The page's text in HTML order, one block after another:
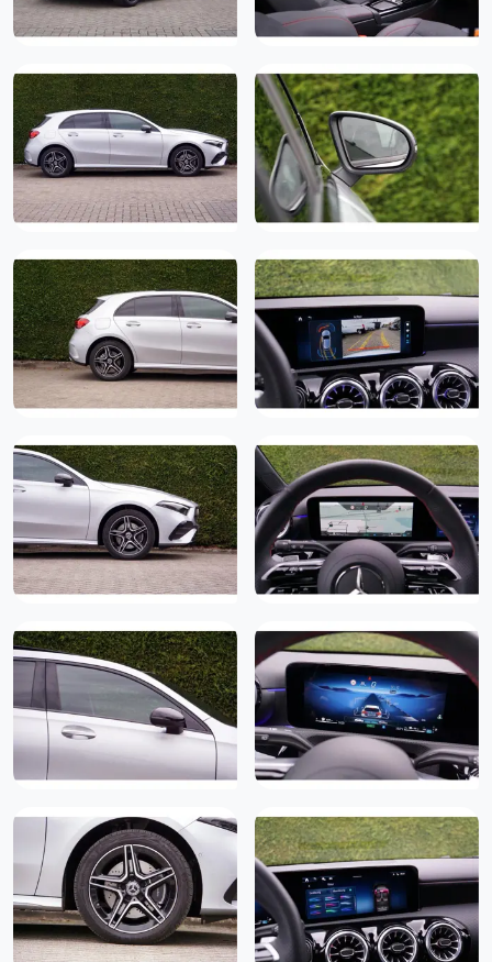
Parkeerpakket met achteruitrijcamera (P44)
Ruitenwisser met regensensor (345)
Sfeerverlichting
Sfeerverlichting (877)
Snelheidslimietassistent (504)
Spiegelpakket (P49)
Sportzetels vooraan (7U3)
Uitstapwaarschuwingsassistent (273)
Verwarmde stoelen vooraan (873)
Volledig digitaal display van het combi-instrument (458)
Volledig digitaal instrumentenpaneel
Voorstoelen verwarmd
Warmtewerend, donkergetint glas voor de achterruit en de
zijruiten achteraan (840)
Zitcomfortpakket (U59)